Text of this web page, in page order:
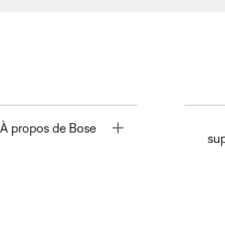
À propos de Bose Toggle